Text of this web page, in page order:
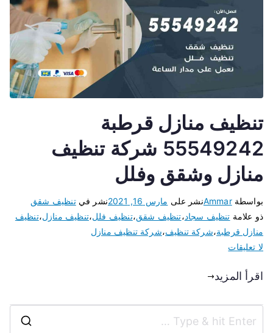
تنظيف منازل قرطبة
55549242 شركة تنظيف
منازل وشقق وفلل
بواسطةAmmarنشر على مارس 16, 2021 نشر فيتنظيف شقق
ذو علامة تنظيف سجاد،تنظيف شقق،تنظيف فلل،تنظيف منازل،تنظيف
منازل قرطبة،شركة تنظيف،شركة تنظيف منازل
لا تعليقات
اقرأ المزيد